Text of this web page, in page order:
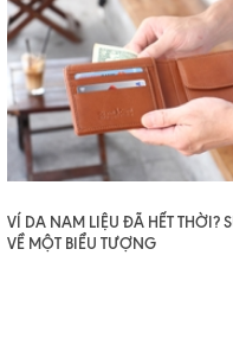
VÍ DA NAM LIỆU ĐÃ HẾT THỜI?
VỀ MỘT BIỂU TƯỢNG